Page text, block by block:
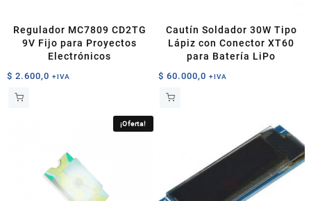
Regulador MC7809 CD2TG
9V Fijo para Proyectos
Electrónicos
$ 2.600,0 +IVA
Cautín Soldador 30W Tipo
Lápiz con Conector XT60
para Batería LiPo
$ 60.000,0 +IVA
¡Oferta!